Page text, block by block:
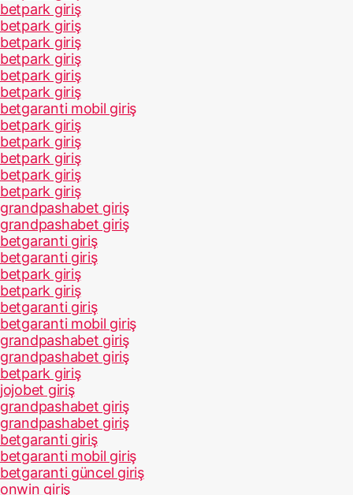
betpark giriş
betpark giriş
betpark giriş
betpark giriş
betpark giriş
betpark giriş
betgaranti mobil giriş
betpark giriş
betpark giriş
betpark giriş
betpark giriş
betpark giriş
grandpashabet giriş
grandpashabet giriş
betgaranti giriş
betgaranti giriş
betpark giriş
betpark giriş
betgaranti giriş
betgaranti mobil giriş
grandpashabet giriş
grandpashabet giriş
betpark giriş
jojobet giriş
grandpashabet giriş
grandpashabet giriş
betgaranti giriş
betgaranti mobil giriş
betgaranti güncel giriş
onwin giriş